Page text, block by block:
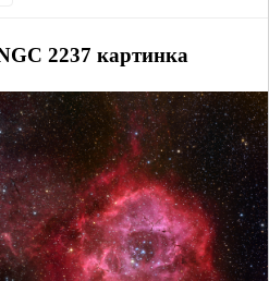
2237 картинка